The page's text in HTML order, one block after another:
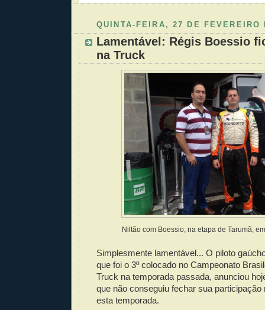
QUINTA-FEIRA, 27 DE FEVEREIRO
Lamentável: Régis Boessio
na Truck
Niltão com Boessio, na etapa de Tarumã,
Simplesmente lamentável... O piloto
que foi o 3º colocado no Campeonato
Truck na temporada passada, anunciou
que não conseguiu fechar sua participação
esta temporada.